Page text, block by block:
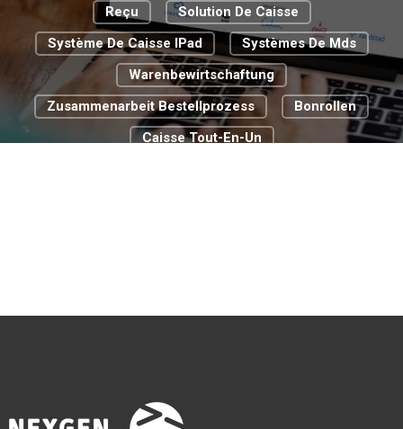
Reçu
Solution De Caisse
Système De Caisse IPad
Systèmes De Mds
Warenbewirtschaftung
Zusammenarbeit Bestellprozess
Bonrollen
Caisse Tout-En-Un